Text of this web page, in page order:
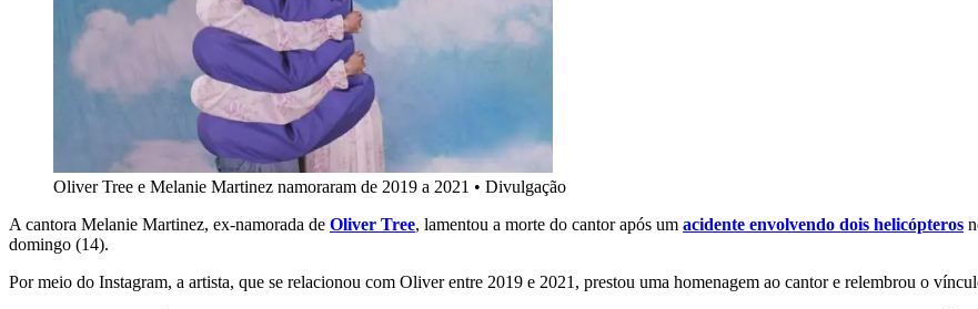
Oliver Tree e Melanie Martinez namoraram de 2019 a 2021 • Divulgação
A cantora Melanie Martinez, ex-namorada de Oliver Tree, lamentou a morte do cantor após um acidente envolvendo dois helicópteros
domingo (14).
Por meio do Instagram, a artista, que se relacionou com Oliver entre 2019 e 2021, prestou uma homenagem ao cantor e relembrou o